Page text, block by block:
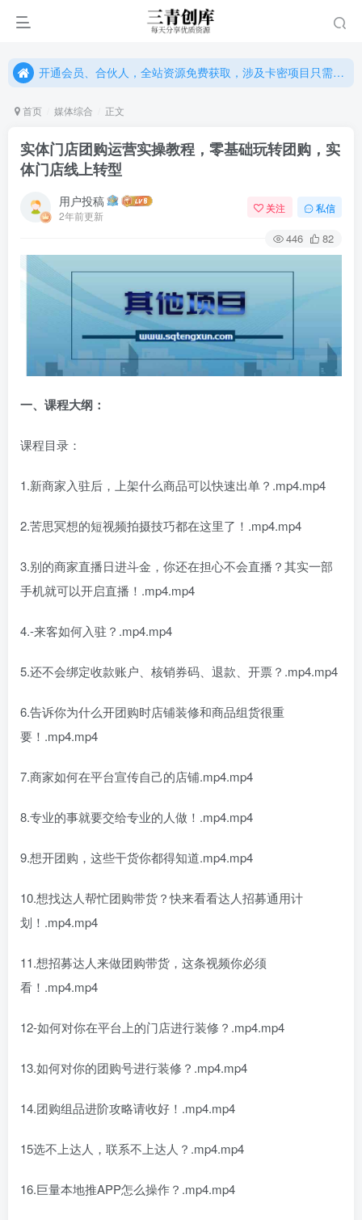
开通会员、合伙人，全站资源免费获取，涉及卡密项目只需单独购卡密（位置：网站右下悬浮按钮）
开通会员、合伙人，全站资源免费获取，涉及卡密项目只需单独购卡密（位置：网站右下悬浮按钮）
首页 媒体综合 正文
实体门店团购运营实操教程，零基础玩转团购，实
体门店线上转型
用户投稿
2年前更新
关注 私信
446 82
一、课程大纲：
课程目录：
1.新商家入驻后，上架什么商品可以快速出单？.mp4.mp4
2.苦思冥想的短视频拍摄技巧都在这里了！.mp4.mp4
3.别的商家直播日进斗金，你还在担心不会直播？其实一部
手机就可以开启直播！.mp4.mp4
4.-来客如何入驻？.mp4.mp4
5.还不会绑定收款账户、核销券码、退款、开票？.mp4.mp4
6.告诉你为什么开团购时店铺装修和商品组货很重
要！.mp4.mp4
7.商家如何在平台宣传自己的店铺.mp4.mp4
8.专业的事就要交给专业的人做！.mp4.mp4
9.想开团购，这些干货你都得知道.mp4.mp4
10.想找达人帮忙团购带货？快来看看达人招募通用计
划！.mp4.mp4
11.想招募达人来做团购带货，这条视频你必须
看！.mp4.mp4
12-如何对你在平台上的门店进行装修？.mp4.mp4
13.如何对你的团购号进行装修？.mp4.mp4
14.团购组品进阶攻略请收好！.mp4.mp4
15选不上达人，联系不上达人？.mp4.mp4
16.巨量本地推APP怎么操作？.mp4.mp4